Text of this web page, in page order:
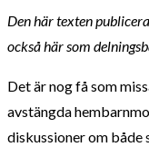
Den här texten
också här som
Det är nog få som
avstängda
diskussioner om både